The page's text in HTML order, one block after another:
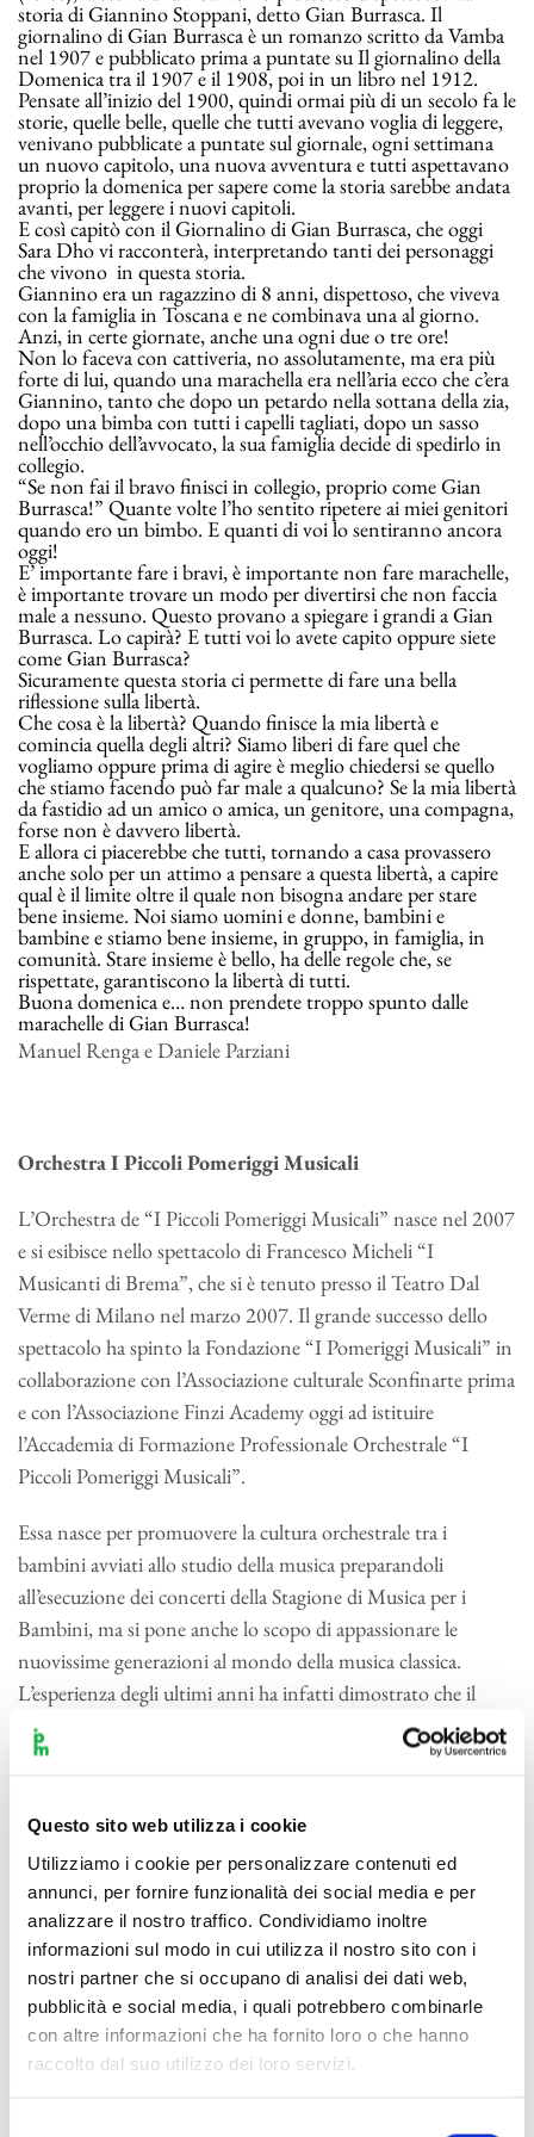
Questo sito web utilizza i cookie
Utilizziamo i cookie per personalizzare contenuti ed
annunci, per fornire funzionalità dei social media e per
analizzare il nostro traffico. Condividiamo inoltre
informazioni sul modo in cui utilizza il nostro sito con i
nostri partner che si occupano di analisi dei dati web,
pubblicità e social media, i quali potrebbero combinarle
con altre informazioni che ha fornito loro o che hanno
raccolto dal suo utilizzo dei loro servizi.
storia di Giannino Stoppani, detto Gian Burrasca. Il
giornalino di Gian Burrasca è un romanzo scritto da Vamba
nel 1907 e pubblicato prima a puntate su Il giornalino della
Domenica tra il 1907 e il 1908, poi in un libro nel 1912.
Pensate all’inizio del 1900, quindi ormai più di un secolo fa le
storie, quelle belle, quelle che tutti avevano voglia di leggere,
venivano pubblicate a puntate sul giornale, ogni settimana
un nuovo capitolo, una nuova avventura e tutti aspettavano
proprio la domenica per sapere come la storia sarebbe andata
avanti, per leggere i nuovi capitoli.
E così capitò con il Giornalino di Gian Burrasca, che oggi
Sara Dho vi racconterà, interpretando tanti dei personaggi
che vivono in questa storia.
Giannino era un ragazzino di 8 anni, dispettoso, che viveva
con la famiglia in Toscana e ne combinava una al giorno.
Anzi, in certe giornate, anche una ogni due o tre ore!
Non lo faceva con cattiveria, no assolutamente, ma era più
forte di lui, quando una marachella era nell’aria ecco che c’era
Giannino, tanto che dopo un petardo nella sottana della zia,
dopo una bimba con tutti i capelli tagliati, dopo un sasso
nell’occhio dell’avvocato, la sua famiglia decide di spedirlo in
collegio.
“Se non fai il bravo finisci in collegio, proprio come Gian
Burrasca!” Quante volte l’ho sentito ripetere ai miei genitori
quando ero un bimbo. E quanti di voi lo sentiranno ancora
oggi!
E’ importante fare i bravi, è importante non fare marachelle,
è importante trovare un modo per divertirsi che non faccia
male a nessuno. Questo provano a spiegare i grandi a Gian
Burrasca. Lo capirà? E tutti voi lo avete capito oppure siete
come Gian Burrasca?
Sicuramente questa storia ci permette di fare una bella
riflessione sulla libertà.
Che cosa è la libertà? Quando finisce la mia libertà e
comincia quella degli altri? Siamo liberi di fare quel che
vogliamo oppure prima di agire è meglio chiedersi se quello
che stiamo facendo può far male a qualcuno? Se la mia libertà
da fastidio ad un amico o amica, un genitore, una compagna,
forse non è davvero libertà.
E allora ci piacerebbe che tutti, tornando a casa provassero
anche solo per un attimo a pensare a questa libertà, a capire
qual è il limite oltre il quale non bisogna andare per stare
bene insieme. Noi siamo uomini e donne, bambini e
bambine e stiamo bene insieme, in gruppo, in famiglia, in
comunità. Stare insieme è bello, ha delle regole che, se
rispettate, garantiscono la libertà di tutti.
Buona domenica e… non prendete troppo spunto dalle
marachelle di Gian Burrasca!
Manuel Renga e Daniele Parziani
Orchestra I Piccoli Pomeriggi Musicali
L’Orchestra de “I Piccoli Pomeriggi Musicali” nasce nel 2007
e si esibisce nello spettacolo di Francesco Micheli “I
Musicanti di Brema”, che si è tenuto presso il Teatro Dal
Verme di Milano nel marzo 2007. Il grande successo dello
spettacolo ha spinto la Fondazione “I Pomeriggi Musicali” in
collaborazione con l’Associazione culturale Sconfinarte prima
e con l’Associazione Finzi Academy oggi ad istituire
l’Accademia di Formazione Professionale Orchestrale “I
Piccoli Pomeriggi Musicali”.
Essa nasce per promuovere la cultura orchestrale tra i
bambini avviati allo studio della musica preparandoli
all’esecuzione dei concerti della Stagione di Musica per i
Bambini, ma si pone anche lo scopo di appassionare le
nuovissime generazioni al mondo della musica classica.
L’esperienza degli ultimi anni ha infatti dimostrato che il
pubblico di bambini si riconosce nei giovani esecutori sul
palcoscenico e impara a sentire la musica come una
adulti.
Dell’Orchestra, che ha sede stabile presso il Teatro Dal
Verme, fanno parte bambini e ragazzi in età compresa tra i 7
e i 17 anni provenienti dal Conservatorio e da varie Scuole
ed Accademie Musicali italiane.
I giovani musicisti hanno avuto modo di esibirsi, oltrechè
nella sede, in prestigiosi Teatri quali tra gli altri: a Milano